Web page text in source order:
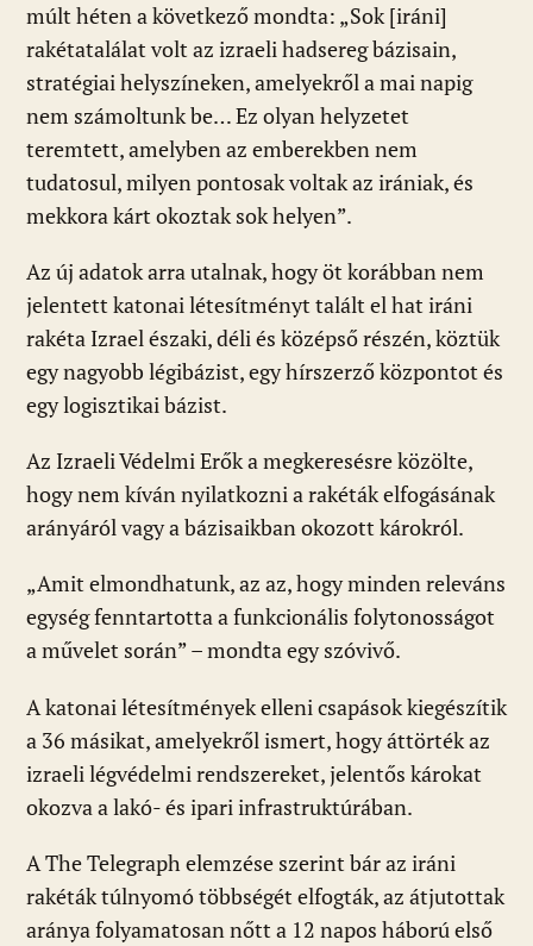
múlt héten a következő mondta: „Sok [iráni]
rakétatalálat volt az izraeli hadsereg bázisain,
stratégiai helyszíneken, amelyekről a mai napig
nem számoltunk be… Ez olyan helyzetet
teremtett, amelyben az emberekben nem
tudatosul, milyen pontosak voltak az irániak, és
mekkora kárt okoztak sok helyen”.
Az új adatok arra utalnak, hogy öt korábban nem
jelentett katonai létesítményt talált el hat iráni
rakéta Izrael északi, déli és középső részén, köztük
egy nagyobb légibázist, egy hírszerző központot és
egy logisztikai bázist.
Az Izraeli Védelmi Erők a megkeresésre közölte,
hogy nem kíván nyilatkozni a rakéták elfogásának
arányáról vagy a bázisaikban okozott károkról.
„Amit elmondhatunk, az az, hogy minden releváns
egység fenntartotta a funkcionális folytonosságot
a művelet során” – mondta egy szóvivő.
A katonai létesítmények elleni csapások kiegészítik
a 36 másikat, amelyekről ismert, hogy áttörték az
izraeli légvédelmi rendszereket, jelentős károkat
okozva a lakó- és ipari infrastruktúrában.
A The Telegraph elemzése szerint bár az iráni
rakéták túlnyomó többségét elfogták, az átjutottak
aránya folyamatosan nőtt a 12 napos háború első